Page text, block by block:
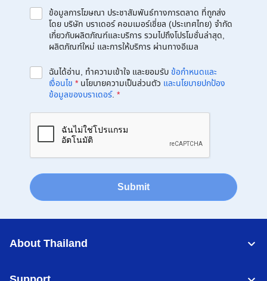
ข้อมูลการโฆษณา ประชาสัมพันธ์ทางการตลาด ที่ถูกส่ง
โดย บริษัท บราเดอร์ คอมเมอร์เชี่ยล (ประเทศไทย) จำกัด
เกี่ยวกับผลิตภัณฑ์และบริการ รวมไปถึงโปรโมชั่นล่าสุด,
ผลิตภัณฑ์ใหม่ และการให้บริการ ผ่านทางอีเมล
ฉันได้อ่าน, ทำความเข้าใจ และยอมรับข้อกำหนดและ
เงื่อนไข * นโยบายความเป็นส่วนตัว และนโยบายปกป้อง
ข้อมูลของบราเดอร์. *
Submit
About Thailand